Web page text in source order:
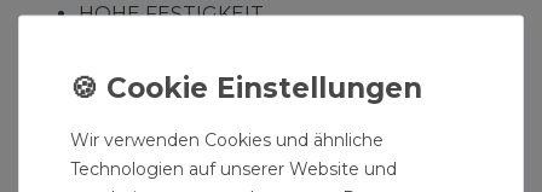
HOHE FESTIGKEIT
LANGZEIT STABILITÄT
WerkstoffBei der Entwicklung der Coex-
Technologie wurde der Schwerpunkt auf die
Wir verwenden Cookies und ähnliche
Technologien auf unserer Website und